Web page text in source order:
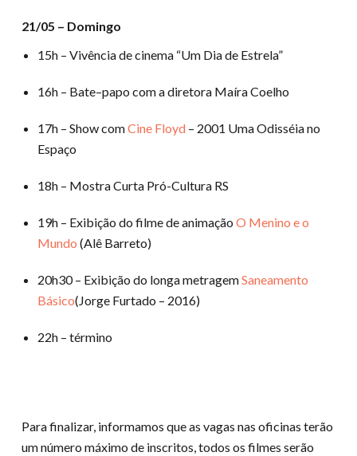
21/05 – Domingo
15h – Vivência de cinema “Um Dia de Estrela”
16h – Bate–papo com a diretora Maíra Coelho
17h – Show comCine Floyd – 2001 Uma Odisséia no
Espaço
18h – Mostra Curta Pró-Cultura RS
19h – Exibição do filme de animaçãoO Menino e o
Mundo (Alê Barreto)
20h30 – Exibição do longa metragemSaneamento
Básico(Jorge Furtado – 2016)
22h – término
Para finalizar, informamos que as vagas nas oficinas terão
um número máximo de inscritos, todos os filmes serão